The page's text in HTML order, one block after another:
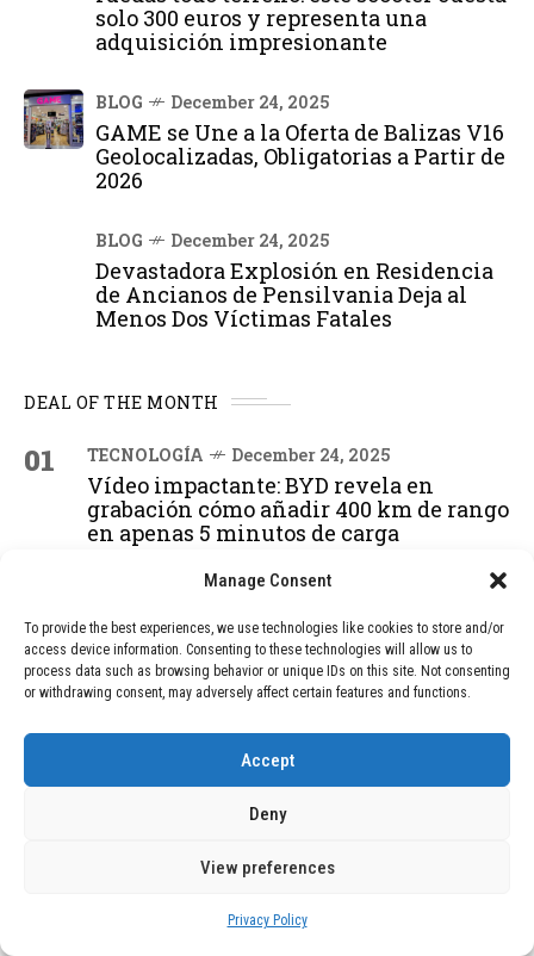
Manage Consent
To provide the best experiences, we use technologies like cookies to store and/or
access device information. Consenting to these technologies will allow us to
process data such as browsing behavior or unique IDs on this site. Not consenting
or withdrawing consent, may adversely affect certain features and functions.
Accept
Deny
View preferences
Privacy Policy
solo 300 euros y representa una
adquisición impresionante
BLOG December 24, 2025
GAME se Une a la Oferta de Balizas V16
Geolocalizadas, Obligatorias a Partir de
2026
BLOG December 24, 2025
Devastadora Explosión en Residencia
de Ancianos de Pensilvania Deja al
Menos Dos Víctimas Fatales
DEAL OF THE MONTH
01 TECNOLOGÍA December 24, 2025
Vídeo impactante: BYD revela en
grabación cómo añadir 400 km de rango
en apenas 5 minutos de carga
02 TECNOLOGÍA February 9, 2026
Motor de 800 W, rango de 45 km y
ruedas todo terreno: este scooter cuesta
solo 300 euros y representa una
December 24, 2025
Geolocalizadas, Obligatorias a Partir de